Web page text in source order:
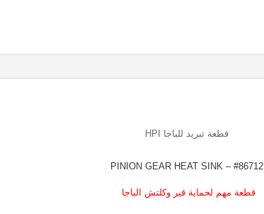
قطعة تبريد للباجا HPI
#86712 – PINION GEAR HEAT SINK
قطعة مهم لحماية قير وكلتش الباجا